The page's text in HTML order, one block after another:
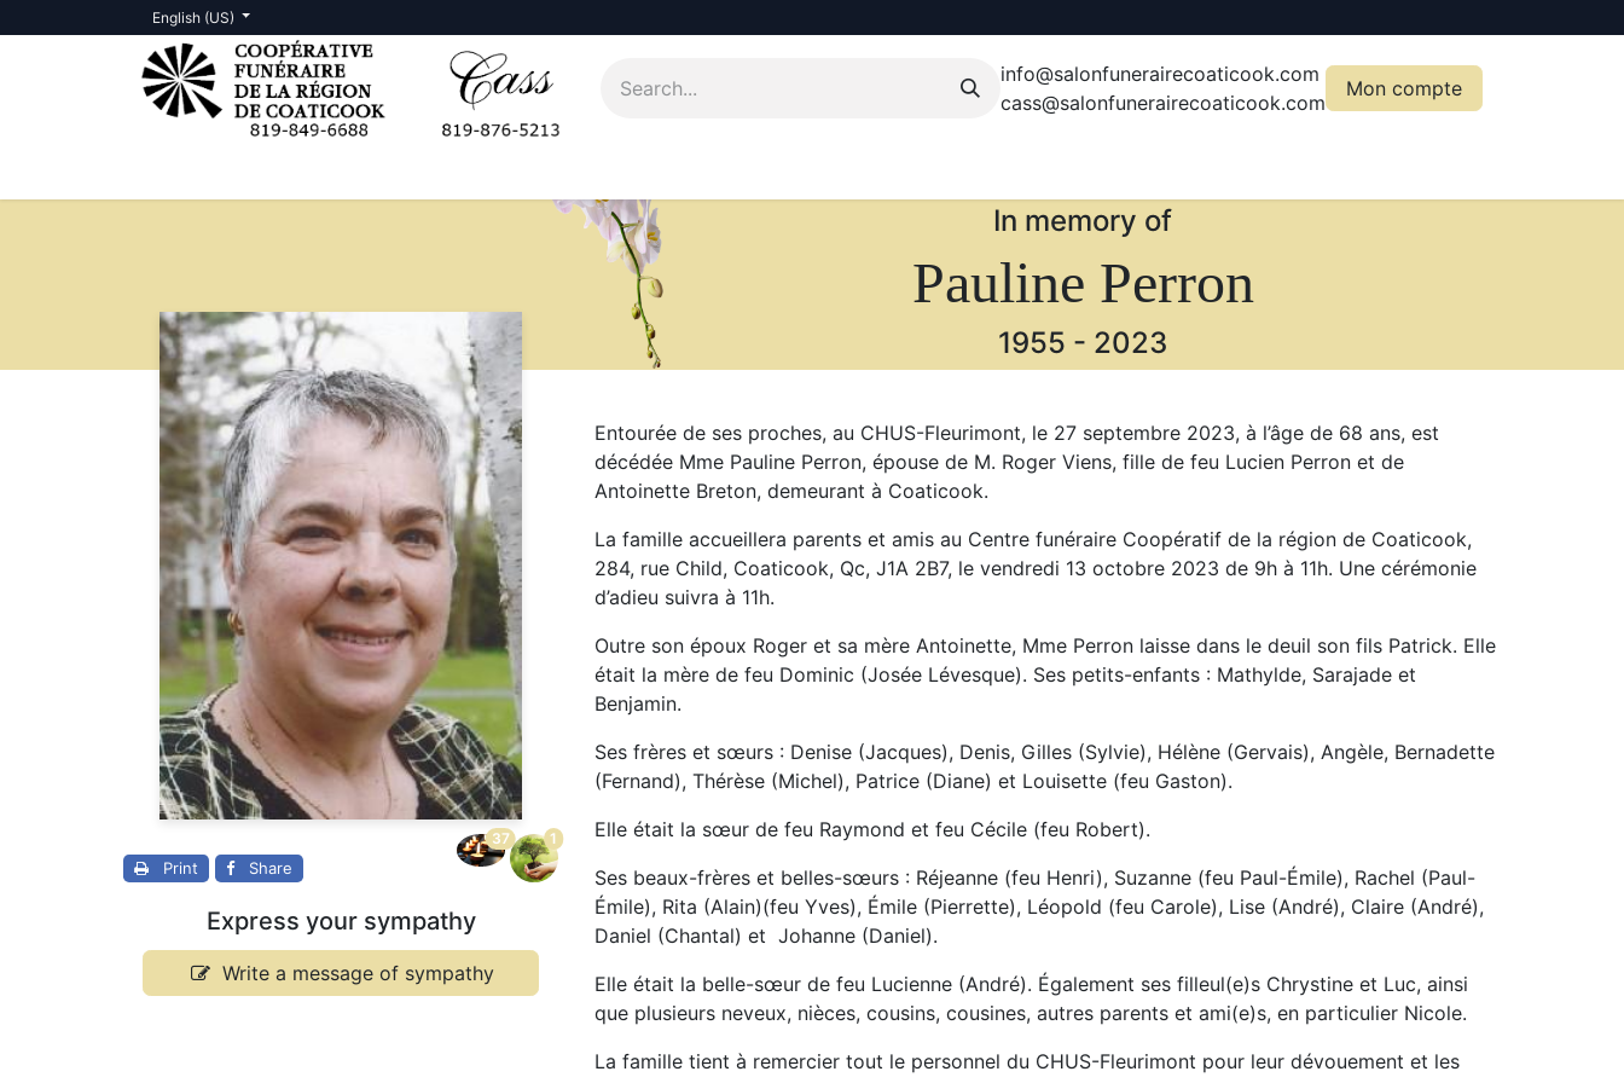
English (US)
info@salonfunerairecoaticook.com
cass@salonfunerairecoaticook.com
Mon compte
In memory of
Pauline Perron
1955 - 2023
Print Share
37 1
Express your sympathy
Write a message of sympathy
Entourée de ses proches, au CHUS-Fleurimont, le 27 septembre 2023, à l’âge de 68 ans, est
décédée Mme Pauline Perron, épouse de M. Roger Viens, fille de feu Lucien Perron et de
Antoinette Breton, demeurant à Coaticook.
La famille accueillera parents et amis au Centre funéraire Coopératif de la région de Coaticook,
284, rue Child, Coaticook, Qc, J1A 2B7, le vendredi 13 octobre 2023 de 9h à 11h. Une cérémonie
d’adieu suivra à 11h.
Outre son époux Roger et sa mère Antoinette, Mme Perron laisse dans le deuil son fils Patrick. Elle
était la mère de feu Dominic (Josée Lévesque). Ses petits-enfants : Mathylde, Sarajade et
Benjamin.
Ses frères et sœurs : Denise (Jacques), Denis, Gilles (Sylvie), Hélène (Gervais), Angèle, Bernadette
(Fernand), Thérèse (Michel), Patrice (Diane) et Louisette (feu Gaston).
Elle était la sœur de feu Raymond et feu Cécile (feu Robert).
Ses beaux-frères et belles-sœurs : Réjeanne (feu Henri), Suzanne (feu Paul-Émile), Rachel (Paul-
Émile), Rita (Alain)(feu Yves), Émile (Pierrette), Léopold (feu Carole), Lise (André), Claire (André),
Daniel (Chantal) et Johanne (Daniel).
Elle était la belle-sœur de feu Lucienne (André). Également ses filleul(e)s Chrystine et Luc, ainsi
que plusieurs neveux, nièces, cousins, cousines, autres parents et ami(e)s, en particulier Nicole.
La famille tient à remercier tout le personnel du CHUS-Fleurimont pour leur dévouement et les